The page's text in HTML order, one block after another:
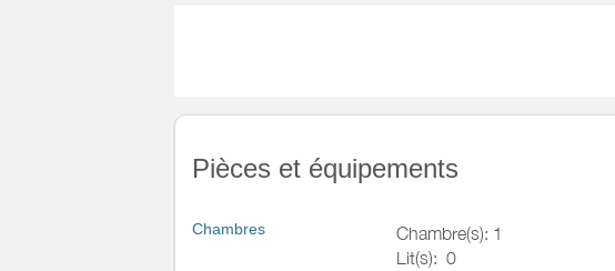
Pièces et équipements
Chambres
Chambre(s): 1
Lit(s): 0